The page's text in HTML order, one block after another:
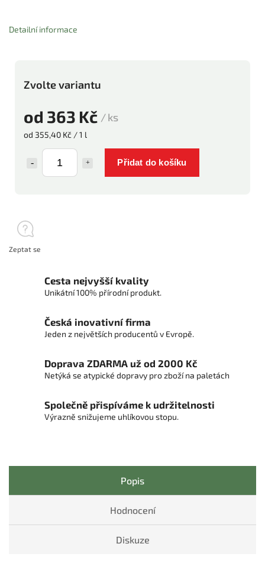
od 363 Kč / ks
od 355,40 Kč / 1 l
Přidat do košíku
Zvolte variantu
Detailní informace
Zeptat se
Cesta nejvyšší kvality
Unikátní 100% přírodní produkt.
Česká inovativní firma
Jeden z největších producentů v Evropě.
Doprava ZDARMA už od 2000 Kč
Netýká se atypické dopravy pro zboží na paletách
Společně přispíváme k udržitelnosti
Výrazně snižujeme uhlíkovou stopu.
Popis
Hodnocení
Diskuze